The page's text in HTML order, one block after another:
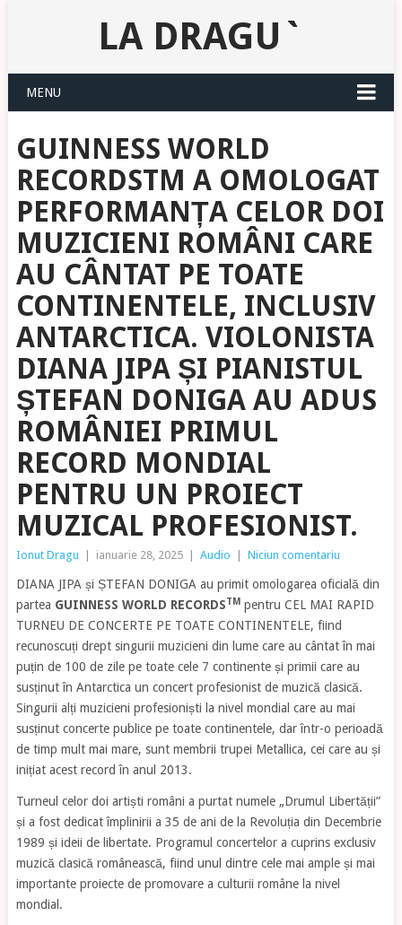
LA DRAGU`
MENU
GUINNESS WORLD
RECORDSTM A OMOLOGAT
PERFORMANȚA CELOR DOI
MUZICIENI ROMÂNI CARE
AU CÂNTAT PE TOATE
CONTINENTELE, INCLUSIV
ANTARCTICA. VIOLONISTA
DIANA JIPA ȘI PIANISTUL
ȘTEFAN DONIGA AU ADUS
ROMÂNIEI PRIMUL
RECORD MONDIAL
PENTRU UN PROIECT
MUZICAL PROFESIONIST.
Ionut Dragu ianuarie 28, 2025 Audio Niciun comentariu
DIANA JIPA și ȘTEFAN DONIGA au primit omologarea oficială din
partea GUINNESS WORLD RECORDSTM pentru CEL MAI RAPID
TURNEU DE CONCERTE PE TOATE CONTINENTELE, fiind
recunoscuți drept singurii muzicieni din lume care au cântat în mai
puțin de 100 de zile pe toate cele 7 continente și primii care au
susținut în Antarctica un concert profesionist de muzică clasică.
Singurii alți muzicieni profesioniști la nivel mondial care au mai
susținut concerte publice pe toate continentele, dar într-o perioadă
de timp mult mai mare, sunt membrii trupei Metallica, cei care au și
inițiat acest record în anul 2013.
Turneul celor doi artiști români a purtat numele „Drumul Libertății”
și a fost dedicat împlinirii a 35 de ani de la Revoluția din Decembrie
1989 și ideii de libertate. Programul concertelor a cuprins exclusiv
muzică clasică românească, fiind unul dintre cele mai ample și mai
importante proiecte de promovare a culturii române la nivel
mondial.